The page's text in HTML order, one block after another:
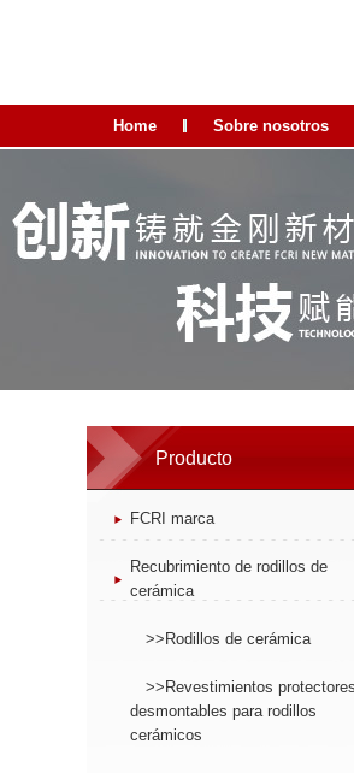
Home Sobre nosotros
Producto
FCRI marca
Recubrimiento de rodillos de
cerámica
>>Rodillos de cerámica
>>Revestimientos protectores
desmontables para rodillos
cerámicos